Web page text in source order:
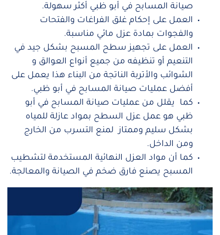
صيانة المسابح في أبو ظبي أكثر سهولة.
العمل على إحكام غلق الفراغات والفتحات
والفجوات بمادة عزل مائي مناسبة.
العمل على تجهيز سطح المسبح بشكل جيد في
التنعيم أو تنظيفه من جميع أنواع العوالق و
الشوائب والأتربة الناتجة من البناء هذا يعمل على
أفضل عمليات صيانة المسابح في أبو ظبي.
كما يقلل من عمليات صيانة المسابح في أبو
ظبي هو عمل عزل السطح بمواد عازلة للمياه
بشكل سليم وممتاز لمنع التسرب من الخارج
ومن الداخل.
كما أن مواد العزل النهائية المستخدمة لتشطيب
المسبح يصنع فارق ضخم في الصيانة والمعالجة.